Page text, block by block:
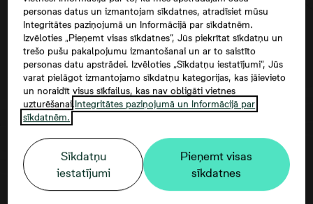
Google maps trešās puses datu
izmantošana
personas datus un izmantojam sīkdatnes, atradīsiet mūsu
Integritātes paziņojumā un Informācijā par sīkdatnēm.
Izvēloties „Pieņemt visas sīkdatnes”, Jūs piekrītat sīkdatņu un
trešo pušu pakalpojumu izmantošanai un ar to saistīto
personas datu apstrādei. Izvēloties „Sīkdatņu iestatījumi”, Jūs
varat pielāgot izmantojamo sīkdatņu kategorijas, kas jāievieto
un noraidīt visus sīkfailus, kas nav obligāti vietnes
uzturēšanai.Integritātes paziņojumā un Informācijā par
sīkdatnēm.
Sīkdatņu
iestatījumi
Pieņemt visas
sīkdatnes